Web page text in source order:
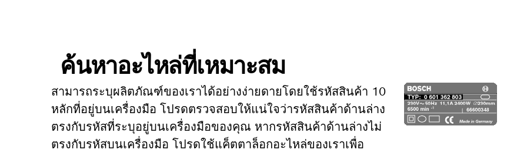
ค้นหาอะไหล่ที่เหมาะสม
สามารถระบุผลิตภัณฑ์ของเราได้อย่างง่ายดายโดยใช้รหัสสินค้า 10
หลักที่อยู่บนเครื่องมือ โปรดตรวจสอบให้แน่ใจว่ารหัสสินค้าด้านล่าง
ตรงกับรหัสที่ระบุอยู่บนเครื่องมือของคุณ หากรหัสสินค้าด้านล่างไม่
ตรงกับรหัสบนเครื่องมือ โปรดใช้แค็ตตาล็อกอะไหล่ของเราเพื่อ